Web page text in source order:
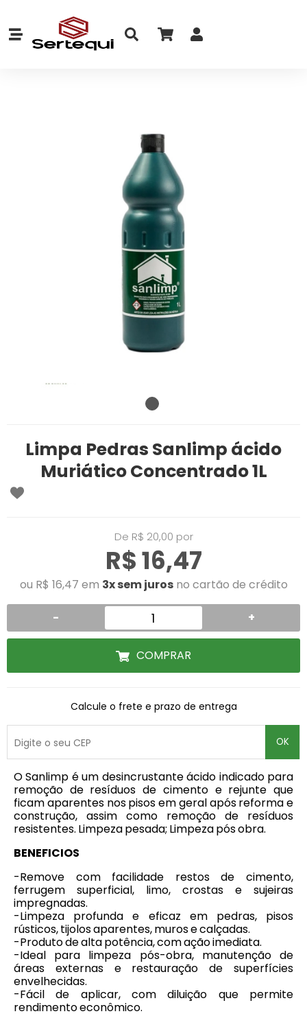
Limpa Pedras Sanlimp ácido
Muriático Concentrado 1L
De R$ 20,00 por
R$ 16,47
ou R$ 16,47 em 3x sem jurosno cartão de crédito
- +
COMPRAR
Calcule o frete e prazo de entrega
OK
O Sanlimp é um desincrustante ácido indicado para
remoção de resíduos de cimento e rejunte que
ficam aparentes nos pisos em geral após reforma e
construção, assim como remoção de resíduos
resistentes. Limpeza pesada; Limpeza pós obra.
BENEFICIOS
-Remove com facilidade restos de cimento,
ferrugem superficial, limo, crostas e sujeiras
impregnadas.
-Limpeza profunda e eficaz em pedras, pisos
rústicos, tijolos aparentes, muros e calçadas.
-Produto de alta potência, com ação imediata.
-Ideal para limpeza pós-obra, manutenção de
áreas externas e restauração de superfícies
envelhecidas.
-Fácil de aplicar, com diluição que permite
rendimento econômico.